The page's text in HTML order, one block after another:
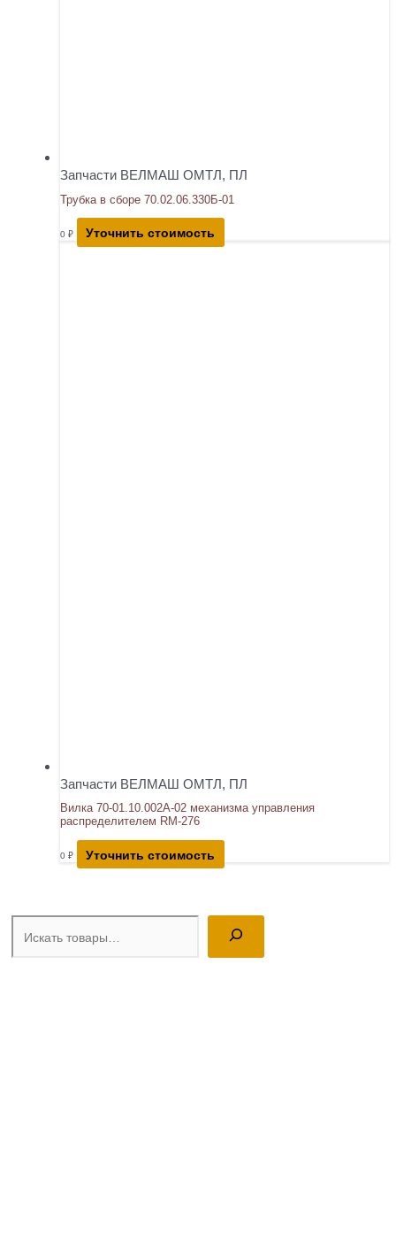
Поиск
Запчасти ВЕЛМАШ ОМТЛ, ПЛ
Трубка в сборе 70.02.06.330Б-01
0 ₽ Уточнить стоимость
Запчасти ВЕЛМАШ ОМТЛ, ПЛ
Вилка 70-01.10.002А-02 механизма управления
распределителем RM-276
0 ₽ Уточнить стоимость